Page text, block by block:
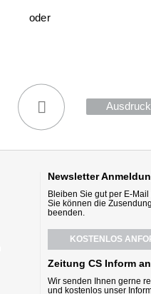
oder
Newsletter
Bleiben Sie gut per E-
Sie können die
beenden.
KOSTENLOS
Zeitung CS Inform
Wir senden Ihnen gerne
und kostenlos unser